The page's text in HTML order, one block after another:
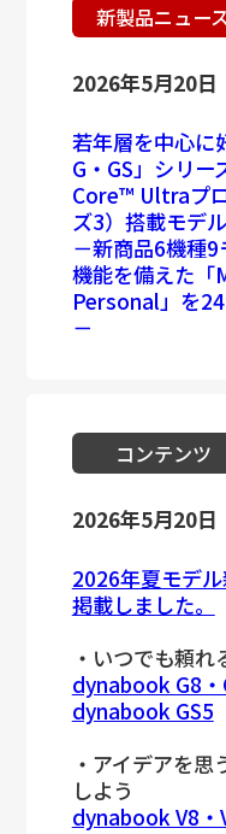
新製品ニュー
2026年5月20日
若年層を中心
G・GS」シリー
Core™ Ultraプ
ズ3）搭載モデ
－新商品6機種
機能を備えた
Personal」を
－
コンテンツ
2026年5月20日
2026年夏モデ
掲載しました。
・いつでも頼
dynabook G8・
dynabook GS5
・アイデアを思
しよう
dynabook V8・